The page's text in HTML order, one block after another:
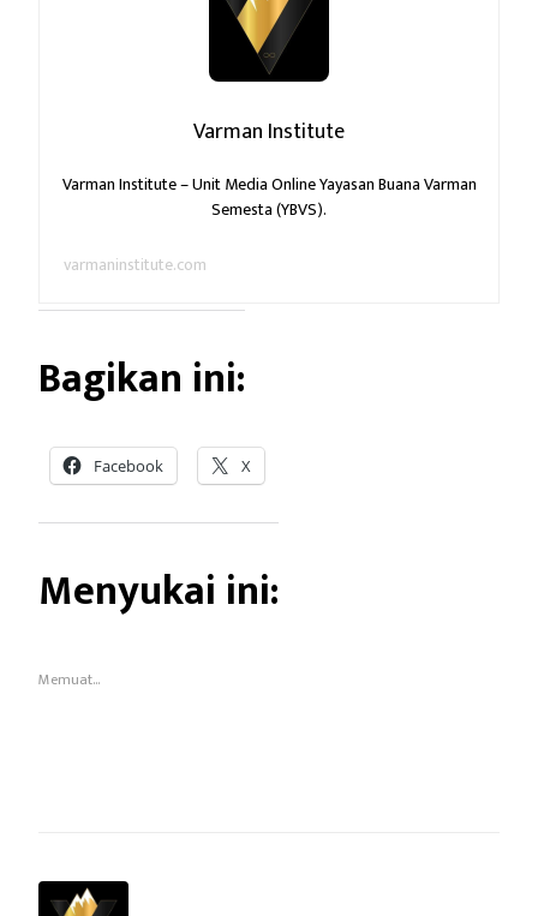
Varman Institute
Varman Institute – Unit Media Online Yayasan Buana Varman
Semesta (YBVS).
varmaninstitute.com
Bagikan ini:
Facebook X
Menyukai ini:
Memuat...